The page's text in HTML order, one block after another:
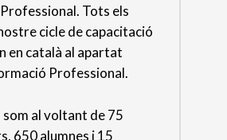
Tots els
cicle de capacitació
en català al apartat
Professional.
som al voltant de 75
650 alumnes i 15